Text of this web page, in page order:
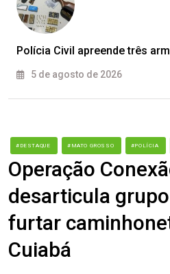
Polícia Civil apreende três
5 de agosto de 2026
#DESTAQUE #MATO GROSSO #POLÍCIA
Operação
desarticula
furtar
Cuiabá